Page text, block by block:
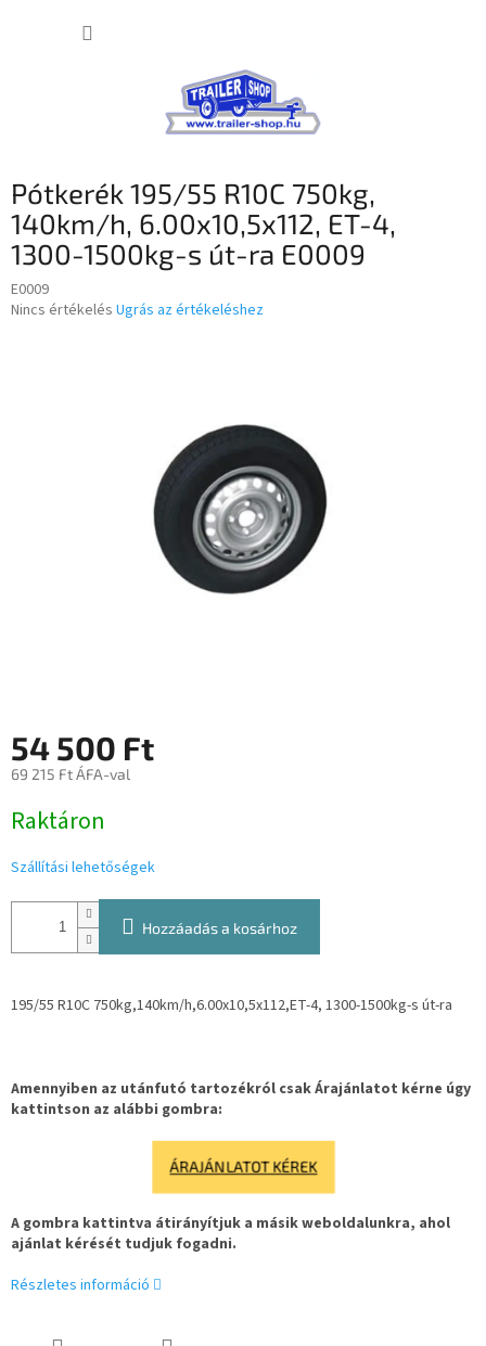
Pótkerék 195/55 R10C 750kg,
140km/h, 6.00x10,5x112, ET-4,
1300-1500kg-s út-ra E0009
E0009
A
Nincs értékelés Ugrás az értékeléshez
54 500 Ft
69 215 Ft ÁFA-val
Raktáron
Szállítási lehetőségek
Hozzáadás a kosárhoz
195/55 R10C 750kg,140km/h,6.00x10,5x112,ET-4, 1300-1500kg-s út-ra
Amennyiben az utánfutó tartozékról csak Árajánlatot kérne úgy
kattintson az alábbi gombra:
ÁRAJÁNLATOT KÉREK
A gombra kattintva átirányítjuk a másik weboldalunkra, ahol
ajánlat kérését tudjuk fogadni.
Részletes információ